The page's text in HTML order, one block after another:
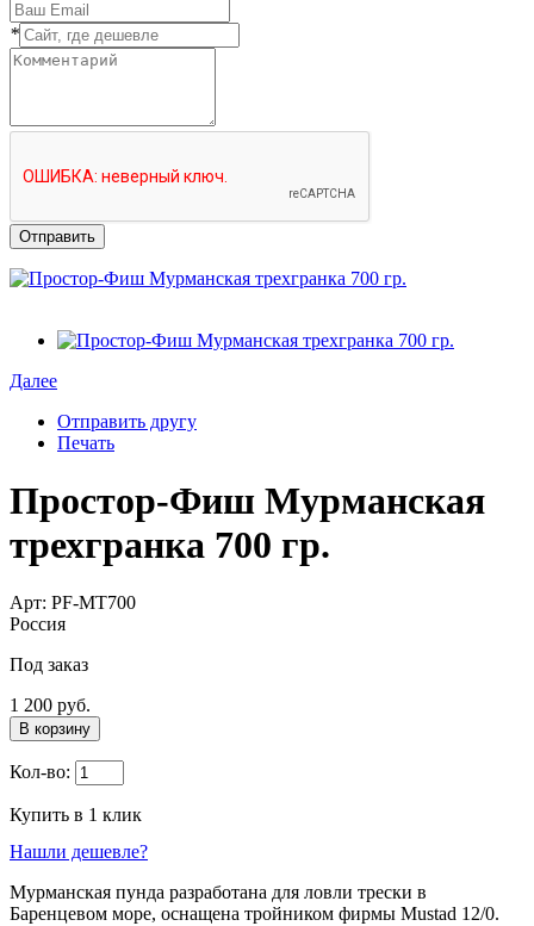
*
Отправить
Далее
Отправить другу
Печать
Простор-Фиш Мурманская
трехгранка 700 гр.
Арт: PF-MT700
Россия
Под заказ
1 200 руб.
В корзину
Кол-во:
Купить в 1 клик
Нашли дешевле?
Мурманская пунда разработана для ловли трески в
Баренцевом море, оснащена тройником фирмы Mustad 12/0.